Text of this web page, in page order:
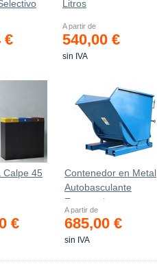
€
Litros
A partir de
540,00 €
sin IVA
Calpe 45
€
Contenedor en Metal
Autobasculante
Estanco *
A partir de
685,00 €
sin IVA